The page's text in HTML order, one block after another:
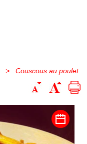
> Couscous au poulet